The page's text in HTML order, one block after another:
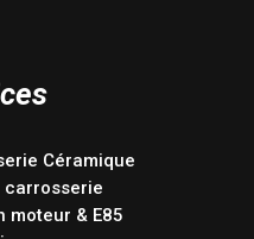
Céramique
carrosserie
moteur & E85